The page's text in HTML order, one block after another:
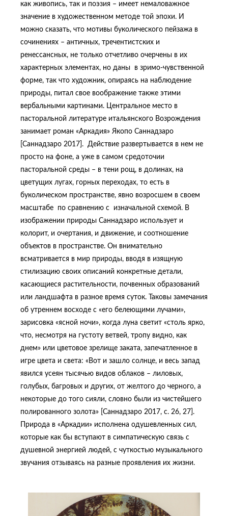
как живопись, так и поэзия – имеет немаловажное
значение в художественном методе той эпохи. И
можно сказать, что мотивы буколического пейзажа в
сочинениях – античных, тречентистских и
ренессансных, не только отчетливо очерчены в их
характерных элементах, но даны в зримо-чувственной
форме, так что художник, опираясь на наблюдение
природы, питал свое воображение также этими
вербальными картинами. Центральное место в
пасторальной литературе итальянского Возрождения
занимает роман «Аркадия» Якопо Саннадзаро
[Саннадзаро 2017]. Действие развертывается в нем не
просто на фоне, а уже в самом средоточии
пасторальной среды – в тени рощ, в долинах, на
цветущих лугах, горных переходах, то есть в
буколическом пространстве, явно возросшем в своем
масштабе по сравнению с изначальной схемой. В
изображении природы Саннадзаро использует и
колорит, и очертания, и движение, и соотношение
объектов в пространстве. Он внимательно
всматривается в мир природы, вводя в изящную
стилизацию своих описаний конкретные детали,
касающиеся растительности, почвенных образований
или ландшафта в разное время суток. Таковы замечания
об утреннем восходе с «его белеющими лучами»,
зарисовка «ясной ночи», когда луна светит «столь ярко,
что, несмотря на густоту ветвей, тропу видно, как
днем» или цветовое зрелище заката, запечатленное в
игре цвета и света: «Вот и зашло солнце, и весь запад
явился усеян тысячью видов облаков – лиловых,
голубых, багровых и других, от желтого до черного, а
некоторые до того сияли, словно были из чистейшего
полированного золота» [Саннадзаро 2017, с. 26, 27].
Природа в «Аркадии» исполнена одушевленных сил,
которые как бы вступают в симпатическую связь с
душевной энергией людей, с чуткостью музыкального
звучания отзываясь на разные проявления их жизни.